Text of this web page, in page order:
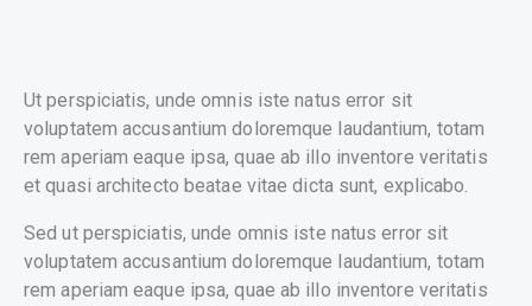
Ut perspiciatis, unde omnis iste natus error sit
voluptatem accusantium doloremque laudantium, totam
rem aperiam eaque ipsa, quae ab illo inventore veritatis
et quasi architecto beatae vitae dicta sunt, explicabo.
Sed ut perspiciatis, unde omnis iste natus error sit
voluptatem accusantium doloremque laudantium, totam
rem aperiam eaque ipsa, quae ab illo inventore veritatis